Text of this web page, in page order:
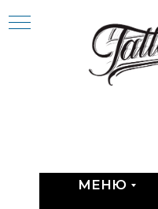
МЕНЮ